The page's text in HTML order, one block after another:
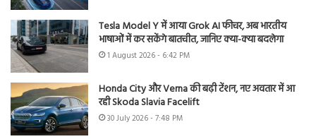
Tesla Model Y में आया Grok AI फीचर, अब भारतीय
भाषाओं में कर सकेंगे बातचीत, जानिए क्या-क्या बदलेगा
1 August 2026 - 6:42 PM
Honda City और Verna की बढ़ी टेंशन, नए अवतार में आ
रही Skoda Slavia Facelift
30 July 2026 - 7:48 PM